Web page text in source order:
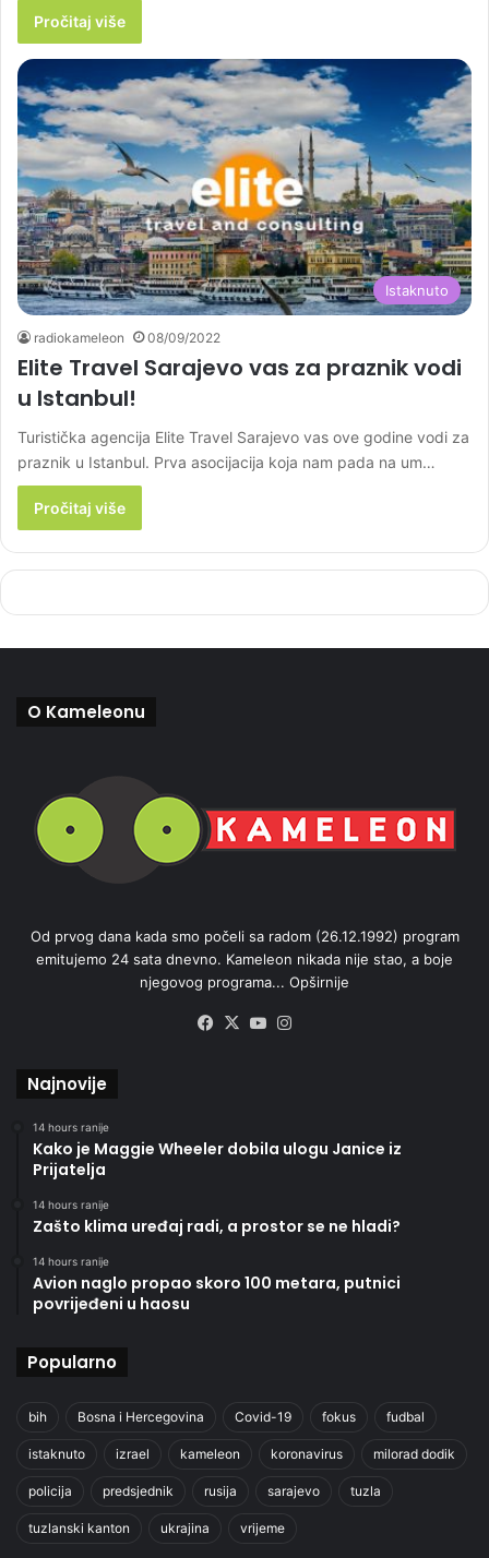
Pročitaj više
Istaknuto
radiokameleon 08/09/2022
Elite Travel Sarajevo vas za praznik vodi
u Istanbul!
Turistička agencija Elite Travel Sarajevo vas ove godine vodi za
praznik u Istanbul. Prva asocijacija koja nam pada na um…
Pročitaj više
O Kameleonu
Od prvog dana kada smo počeli sa radom (26.12.1992) program
emitujemo 24 sata dnevno. Kameleon nikada nije stao, a boje
njegovog programa... Opširnije
Facebook
X YouTube
Najnovije
14 hours ranije
Kako je Maggie Wheeler dobila ulogu Janice iz
Prijatelja
14 hours ranije
Zašto klima uređaj radi, a prostor se ne hladi?
14 hours ranije
Avion naglo propao skoro 100 metara, putnici
povrijeđeni u haosu
Popularno
bih Bosna i Hercegovina Covid-19 fokus fudbal
istaknuto izrael kameleon koronavirus milorad dodik
policija predsjednik rusija sarajevo tuzla
tuzlanski kanton ukrajina vrijeme